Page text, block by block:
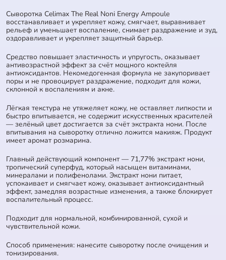
Сыворотка Celimax The Real Noni Energy Ampoule
восстанавливает и укрепляет кожу, смягчает, выравнивает
рельеф и уменьшает воспаление, снимает раздражение и зуд,
оздоравливает и укрепляет защитный барьер.
Средство повышает эластичность и упругость, оказывает
антивозрастной эффект за счёт мощного коктейля
антиоксидантов. Некомедогенная формула не закупоривает
поры и не провоцирует раздражение, подходит для кожи,
склонной к воспалениям и акне.
Лёгкая текстура не утяжеляет кожу, не оставляет липкости и
быстро впитывается, не содержит искусственных красителей
— зелёный цвет достигается за счёт экстракта нони. После
впитывания на сыворотку отлично ложится макияж. Продукт
имеет аромат розмарина.
Главный действующий компонент — 71,77% экстракт нони,
тропический суперфуд, который насыщен витаминами,
минералами и полифенолами. Экстракт нони питает,
успокаивает и смягчает кожу, оказывает антиоксидантный
эффект, замедляя возрастные изменения, а также блокирует
воспалительный процесс.
Подходит для нормальной, комбинированной, сухой и
чувствительной кожи.
Способ применения: нанесите сыворотку после очищения и
тонизирования.